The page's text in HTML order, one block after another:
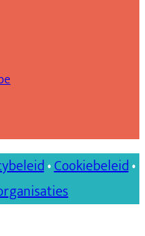
•Cookiebeleid•